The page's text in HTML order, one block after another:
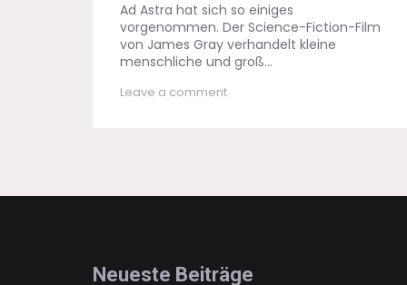
Ad Astra hat sich so einiges
vorgenommen. Der Science-Fiction-Film
von James Gray verhandelt kleine
menschliche und groß...
Leave a commenton
Neueste Beiträge